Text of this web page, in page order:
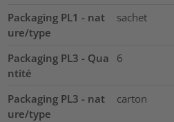
Packaging PL1 - nat
ure/type
sachet
Packaging PL3 - Qua
ntité
6
Packaging PL3 - nat
ure/type
carton